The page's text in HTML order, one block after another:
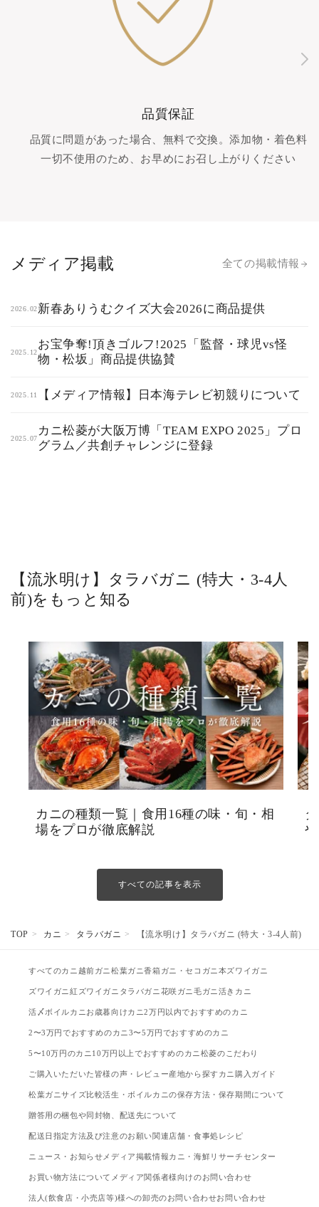
品質保証
品質に問題があった場合、無料で交換。添加物・着色料
一切不使用のため、お早めにお召し上がりください
メディア掲載 全ての掲載情報
2026.02新春ありうむクイズ大会2026に商品提供
2025.12
お宝争奪!頂きゴルフ!2025「監督・球児vs怪
物・松坂」商品提供協賛
2025.11 【メディア情報】日本海テレビ初競りについて
2025.07
カニ松菱が大阪万博「TEAM EXPO 2025」プロ
グラム／共創チャレンジに登録
【流氷明け】タラバガニ (特大・3-4人
前)をもっと知る
カニの種類一覧｜食用16種の味・旬・相
場をプロが徹底解説
すべての記事を表示
TOP カニ タラバガニ 【流氷明け】タラバガニ (特大・3-4人前)
すべてのカニ 越前ガニ松葉ガニ香箱ガニ・セコガニ 本ズワイガニ
ズワイガニ 紅ズワイガニ タラバガニ 花咲ガニ毛ガニ 活きカニ
活〆ボイルカニ お歳暮向けカニ2万円以内でおすすめのカニ
2〜3万円でおすすめのカニ 3〜5万円でおすすめのカニ
5〜10万円のカニ 10万円以上でおすすめのカニ 松菱のこだわり
ご購入いただいた皆様の声・レビュー産地から探すカニ購入ガイド
松葉ガニサイズ比較活生・ボイルカニの保存方法・保存期間について
贈答用の梱包や同封物、配送先について
配送日指定方法及び注意のお願い関連店舗・食事処レシピ
ニュース・お知らせ メディア掲載情報カニ・海鮮リサーチセンター
お買い物方法について メディア関係者様向けのお問い合わせ
法人(飲食店・小売店等)様への卸売のお問い合わせお問い合わせ